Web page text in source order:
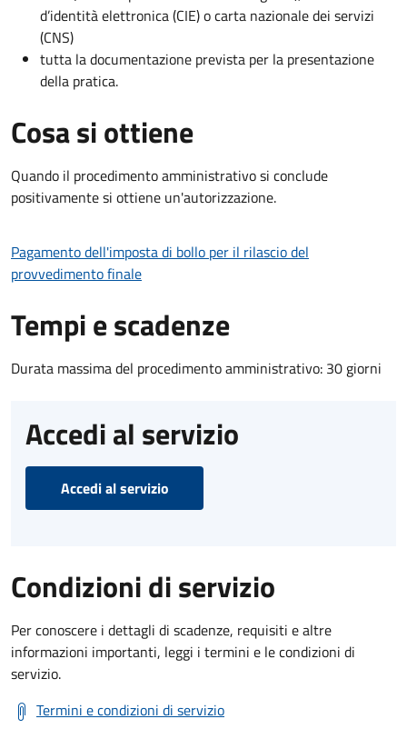
d’identità elettronica (CIE) o carta nazionale dei servizi
(CNS)
tutta la documentazione prevista per la presentazione
della pratica.
Cosa si ottiene
Quando il procedimento amministrativo si conclude
positivamente si ottiene un'autorizzazione.
Pagamento dell'imposta di bollo per il rilascio del
provvedimento finale
Tempi e scadenze
Durata massima del procedimento amministrativo: 30 giorni
Accedi al servizio
Accedi al servizio
Condizioni di servizio
Per conoscere i dettagli di scadenze, requisiti e altre
informazioni importanti, leggi i termini e le condizioni di
servizio.
Termini e condizioni di servizio